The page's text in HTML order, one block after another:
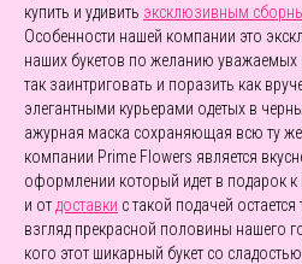
купить и удивить эксклюзивным
Особенности нашей компании это
наших букетов по желанию уважаемых
так заинтриговать и поразить как
элегантными курьерами одетых в
ажурная маска сохраняющая всю ту же
компании Prime Flowers является
оформлении который идет в подарок
и от доставки с такой подачей
взгляд прекрасной половины нашего
кого этот шикарный букет со